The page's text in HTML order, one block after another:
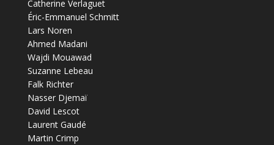
Catherine Verlaguet
Éric-Emmanuel Schmitt
Lars Noren
Ahmed Madani
Wajdi Mouawad
Suzanne Lebeau
Falk Richter
Nasser Djemaï
David Lescot
Laurent Gaudé
Martin Crimp